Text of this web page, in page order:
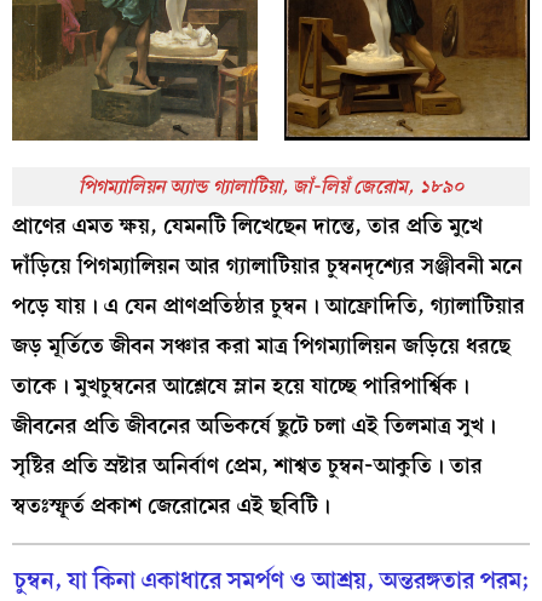
পিগম্যালিয়ন অ্যান্ড গ্যালাটিয়া, জাঁ-লিয়ঁ জেরোম, ১৮৯০
প্রাণের এমত ক্ষয়, যেমনটি লিখেছেন দান্তে, তার প্রতি মুখে
দাঁড়িয়ে পিগম্যালিয়ন আর গ্যালাটিয়ার চুম্বনদৃশ্যের সঞ্জীবনী মনে
পড়ে যায়। এ যেন প্রাণপ্রতিষ্ঠার চুম্বন। আফ্রোদিতি, গ্যালাটিয়ার
জড় মূর্তিতে জীবন সঞ্চার করা মাত্র পিগম্যালিয়ন জড়িয়ে ধরছে
তাকে। মুখচুম্বনের আশ্লেষে ম্লান হয়ে যাচ্ছে পারিপার্শ্বিক।
জীবনের প্রতি জীবনের অভিকর্ষে ছুটে চলা এই তিলমাত্র সুখ।
সৃষ্টির প্রতি স্রষ্টার অনির্বাণ প্রেম, শাশ্বত চুম্বন-আকুতি। তার
স্বতঃস্ফূর্ত প্রকাশ জেরোমের এই ছবিটি।
চুম্বন, যা কিনা একাধারে সমর্পণ ও আশ্রয়, অন্তরঙ্গতার পরম;